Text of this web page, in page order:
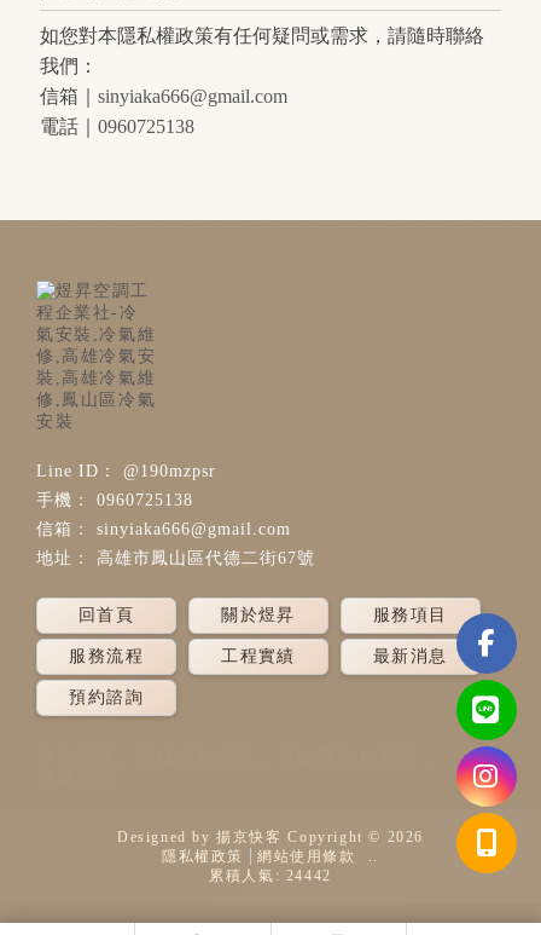
如您對本隱私權政策有任何疑問或需求，請隨時聯絡
我們：
信箱｜sinyiaka666@gmail.com
電話｜0960725138
@190mzpsr
0960725138
sinyiaka666@gmail.com
高雄市鳳山區代德二街67號
回首頁 關於煜昇 服務項目
服務流程 工程實績 最新消息
預約諮詢
Designed by揚京快客 Copyright © 2026
隱私權政策
網站使用條款
..
累積人氣: 24442